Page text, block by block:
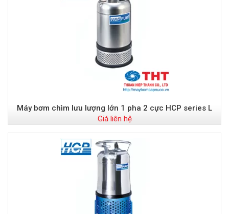
Máy bơm chìm lưu lượng lớn 1 pha 2 cực HCP series L
Giá liên hệ